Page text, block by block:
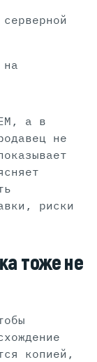
на
а в
не
риски
тоже не
копией,